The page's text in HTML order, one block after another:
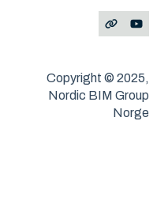
Copyright © 2025,
Nordic BIM Group
Norge